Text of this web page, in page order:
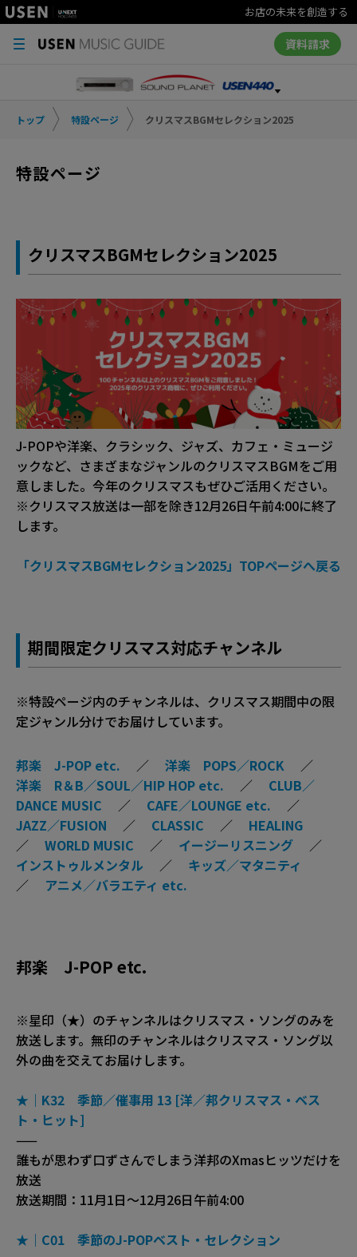
お店の未来を創造する
資料請求
トップ 特設ページ クリスマスBGMセレクション2025
特設ページ
クリスマスBGMセレクション2025
J-POPや洋楽、クラシック、ジャズ、カフェ・ミュージ
ックなど、さまざまなジャンルのクリスマスBGMをご用
意しました。今年のクリスマスもぜひご活用ください。
※クリスマス放送は一部を除き12月26日午前4:00に終了
します。
「クリスマスBGMセレクション2025」TOPページへ戻る
期間限定クリスマス対応チャンネル
※特設ページ内のチャンネルは、クリスマス期間中の限
定ジャンル分けでお届けしています。
邦楽 J-POP etc. ／ 洋楽 POPS／ROCK ／
洋楽 R＆B／SOUL／HIP HOP etc. ／ CLUB／
DANCE MUSIC ／ CAFE／LOUNGE etc. ／
JAZZ／FUSION ／ CLASSIC ／ HEALING
／ WORLD MUSIC ／ イージーリスニング ／
インストゥルメンタル ／ キッズ／マタニティ
／ アニメ／バラエティ etc.
邦楽 J-POP etc.
※星印（★）のチャンネルはクリスマス・ソングのみを
放送します。無印のチャンネルはクリスマス・ソング以
外の曲を交えてお届けします。
★｜K32 季節／催事用 13 [洋／邦クリスマス・ベス
ト・ヒット]
——
誰もが思わず口ずさんでしまう洋邦のXmasヒッツだけを
放送
放送期間：11月1日～12月26日午前4:00
★｜C01 季節のJ-POPベスト・セレクション